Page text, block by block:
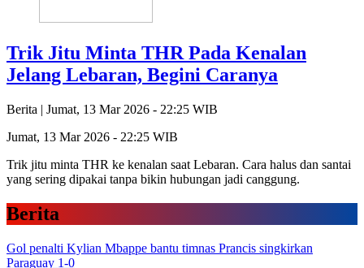
Trik Jitu Minta THR Pada Kenalan
Jelang Lebaran, Begini Caranya
Berita | Jumat, 13 Mar 2026 - 22:25 WIB
Jumat, 13 Mar 2026 - 22:25 WIB
Trik jitu minta THR ke kenalan saat Lebaran. Cara halus dan santai
yang sering dipakai tanpa bikin hubungan jadi canggung.
Berita
Gol penalti Kylian Mbappe bantu timnas Prancis singkirkan
Paraguay 1-0